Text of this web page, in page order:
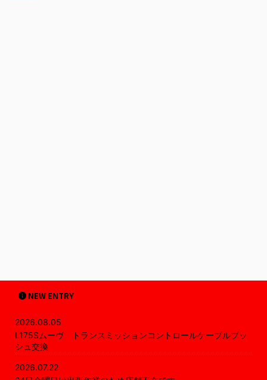
NEW ENTRY
2026.08.05
L175Sムーヴ トランスミッションコントロールケーブルブッ
シュ交換
2026.07.22